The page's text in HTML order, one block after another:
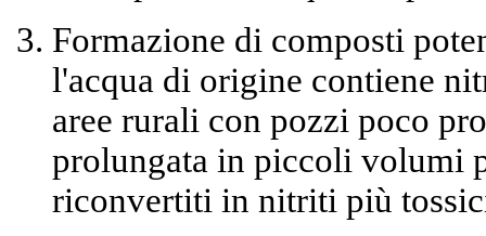
Formazione di composti
l'acqua di origine contiene
aree rurali con pozzi poco
prolungata in piccoli volumi
riconvertiti in nitriti più